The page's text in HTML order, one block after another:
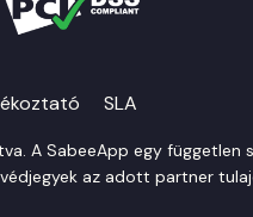
SLA
A SabeeApp egy független
az adott partner